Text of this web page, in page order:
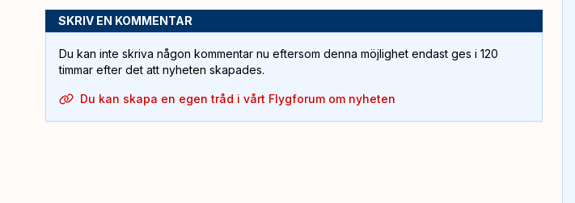
SKRIV EN KOMMENTAR
Du kan inte skriva någon kommentar nu eftersom denna möjlighet endast ges i 120
timmar efter det att nyheten skapades.
Du kan skapa en egen tråd i vårt Flygforum om nyheten